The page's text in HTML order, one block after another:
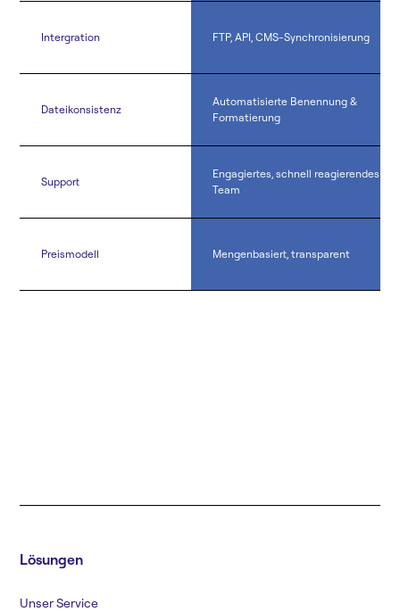
Intergration FTP, API, CMS-Synchronisierung
Dateikonsistenz
Automatisierte Benennung &
Formatierung
Support
Engagiertes, schnell reagierendes
Team
Preismodell Mengenbasiert, transparent
Lösungen
Unser Service